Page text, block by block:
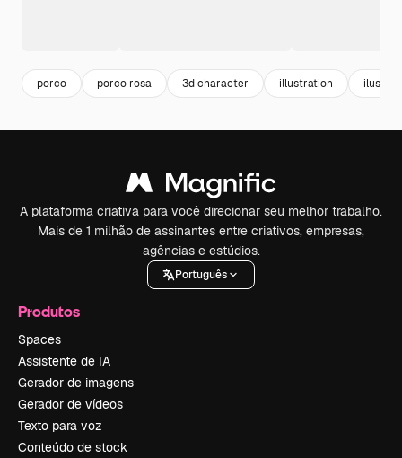
porco porco rosa 3d character illustration
A plataforma criativa para você direcionar seu melhor trabalho.
Mais de 1 milhão de assinantes entre criativos, empresas,
agências e estúdios.
Português
Produtos
Spaces
Assistente de IA
Gerador de imagens
Gerador de vídeos
Texto para voz
Conteúdo de stock